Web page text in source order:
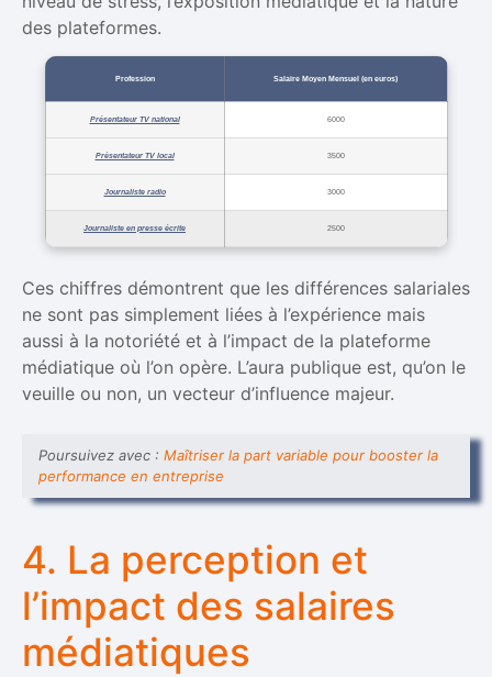
des plateformes.
Profession Salaire Moyen Mensuel (en euros)
Présentateur TV national 6000
Présentateur TV local 3500
Journaliste radio 3000
Journaliste en presse écrite 2500
Ces chiffres démontrent que les différences salariales
ne sont pas simplement liées à l’expérience mais
aussi à la notoriété et à l’impact de la plateforme
médiatique où l’on opère. L’aura publique est, qu’on le
veuille ou non, un vecteur d’influence majeur.
Poursuivez avec : Maîtriser la part variable pour booster la
performance en entreprise
4. La perception et
l’impact des salaires
médiatiques